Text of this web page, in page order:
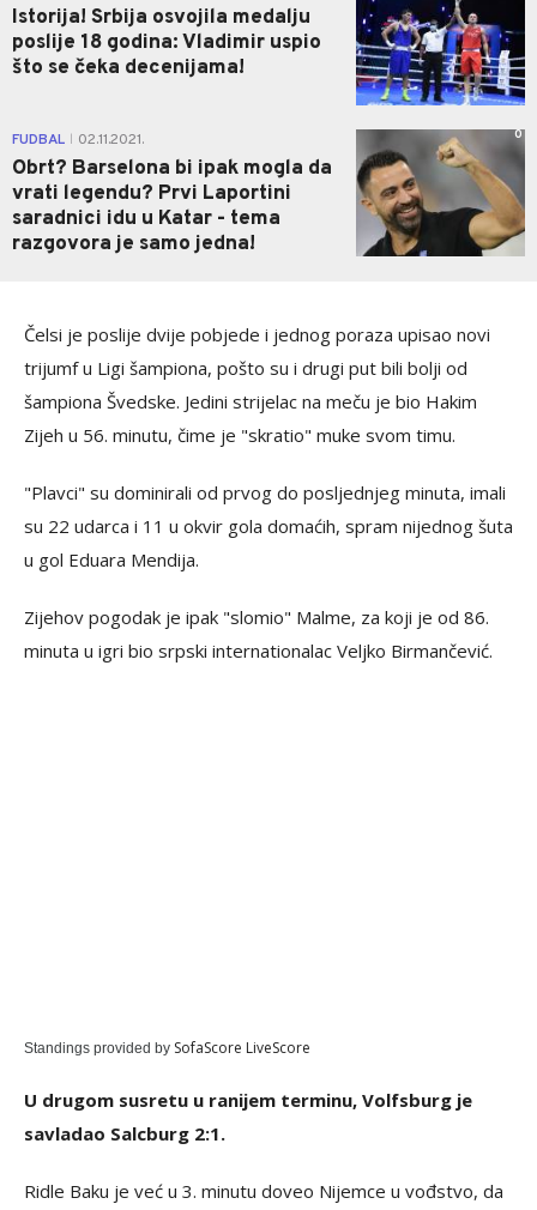
Istorija! Srbija osvojila medalju
poslije 18 godina: Vladimir uspio
što se čeka decenijama!
FUDBAL 02.11.2021.
Obrt? Barselona bi ipak mogla da
vrati legendu? Prvi Laportini
saradnici idu u Katar - tema
razgovora je samo jedna!
0
Čelsi je poslije dvije pobjede i jednog poraza upisao novi
trijumf u Ligi šampiona, pošto su i drugi put bili bolji od
šampiona Švedske. Jedini strijelac na meču je bio Hakim
Zijeh u 56. minutu, čime je "skratio" muke svom timu.
"Plavci" su dominirali od prvog do posljednjeg minuta, imali
su 22 udarca i 11 u okvir gola domaćih, spram nijednog šuta
u gol Eduara Mendija.
Zijehov pogodak je ipak "slomio" Malme, za koji je od 86.
minuta u igri bio srpski internationalac Veljko Birmančević.
Standings provided by SofaScore LiveScore
U drugom susretu u ranijem terminu, Volfsburg je
savladao Salcburg 2:1.
Ridle Baku je već u 3. minutu doveo Nijemce u vođstvo, da